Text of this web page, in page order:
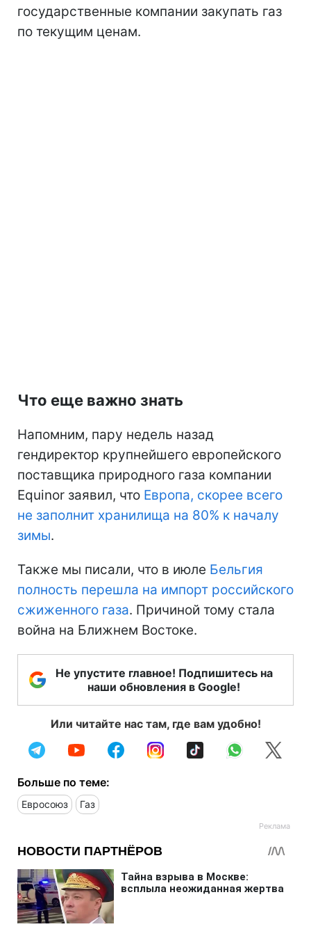
государственные компании закупать газ
по текущим ценам.
Что еще важно знать
Напомним, пару недель назад
гендиректор крупнейшего европейского
поставщика природного газа компании
Equinor заявил, что Европа, скорее всего
не заполнит хранилища на 80% к началу
зимы.
Также мы писали, что в июле Бельгия
полность перешла на импорт российского
сжиженного газа. Причиной тому стала
война на Ближнем Востоке.
Не упустите главное! Подпишитесь на
наши обновления в Google!
Или читайте нас там, где вам удобно!
Больше по теме:
Евросоюз Газ